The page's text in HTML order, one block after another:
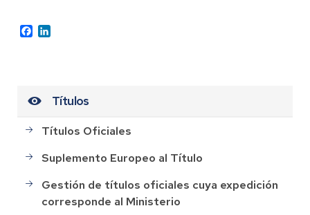
Facebook
Títulos
Títulos Oficiales
Suplemento Europeo al Título
Gestión de títulos oficiales cuya expedición
corresponde al Ministerio